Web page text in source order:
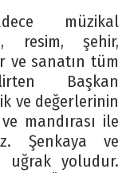
müzikal
resim, şehir,
sanatın tüm
Başkan
ve değerlerinin
mandırası ile
Şenkaya ve
uğrak yoludur.